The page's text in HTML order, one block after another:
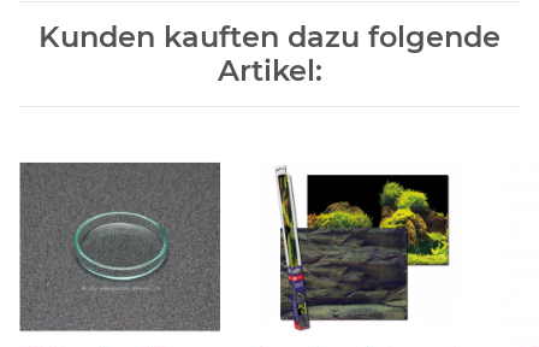
Kunden kauften dazu folgende
Artikel: